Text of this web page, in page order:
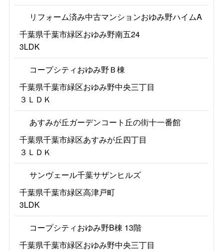
リフォーム済み中古マンションおゆみ野ハイムA
千葉県千葉市緑区おゆみ野南五24
3LDK
コープシティおゆみ野Ｂ棟
千葉県千葉市緑区おゆみ野中央三丁目
３ＬＤＫ
あすみが丘ガーデンコート丘の街十一番館
千葉県千葉市緑区あすみが丘四丁目
３ＬＤＫ
サンヴェール千葉サザンヒルズ
千葉県千葉市緑区高津戸町
3LDK
コープシティおゆみ野B棟 13階
千葉県千葉市緑区おゆみ野中央三丁目